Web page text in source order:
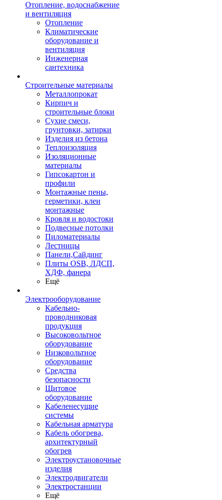
Отопление, водоснабжение
и вентиляция
Отопление
Климатические
оборудование и
вентиляция
Инженерная
сантехника
Строительные материалы
Металлопрокат
Кирпич и
строительные блоки
Сухие смеси,
грунтовки, затирки
Изделия из бетона
Теплоизоляция
Изоляционные
материалы
Гипсокартон и
профили
Монтажные пены,
герметики, клеи
монтажные
Кровля и водостоки
Подвесные потолки
Пиломатериалы
Лестницы
Панели,Сайдинг
Плиты OSB, ЛДСП,
ХДФ, фанера
Ещё
Электрооборудование
Кабельно-
проводниковая
продукция
Высоковольтное
оборудование
Низковольтное
оборудование
Средства
безопасности
Щитовое
оборудование
Кабеленесущие
системы
Кабельная арматура
Кабель обогрева,
архитектурный
обогрев
Электроустановочные
изделия
Электродвигатели
Электростанции
Ещё